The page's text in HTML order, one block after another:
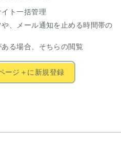
ト一括管理
、メール通知を止める時間帯の
る場合、そちらの閲覧
ージ＋に新規登録